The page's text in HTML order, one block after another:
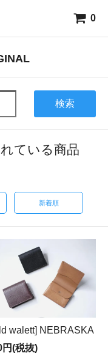
0
検索
ている商品
新着順
walett] NEBRASKA
円(税抜)